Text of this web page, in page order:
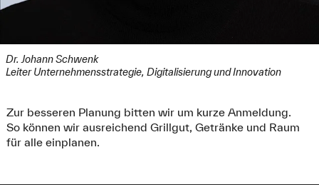
Dr. Johann Schwenk
Leiter Unternehmensstrategie, Digitalisierung und Innovation
Zur besseren Planung bitten wir um kurze Anmeldung.
So können wir ausreichend Grillgut, Getränke und Raum
für alle einplanen.